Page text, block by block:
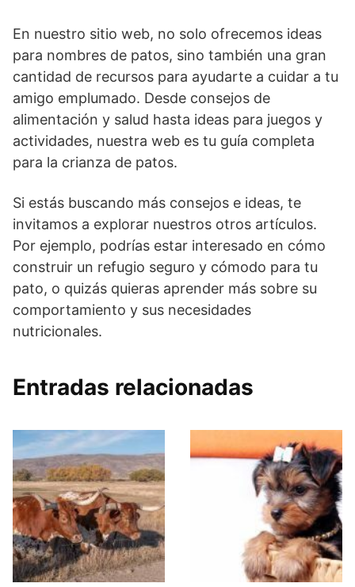
En nuestro sitio web, no solo ofrecemos ideas
para nombres de patos, sino también una gran
cantidad de recursos para ayudarte a cuidar a tu
amigo emplumado. Desde consejos de
alimentación y salud hasta ideas para juegos y
actividades, nuestra web es tu guía completa
para la crianza de patos.
Si estás buscando más consejos e ideas, te
invitamos a explorar nuestros otros artículos.
Por ejemplo, podrías estar interesado en cómo
construir un refugio seguro y cómodo para tu
pato, o quizás quieras aprender más sobre su
comportamiento y sus necesidades
nutricionales.
Entradas relacionadas